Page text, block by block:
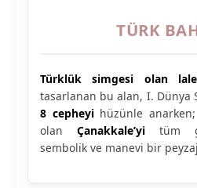
TÜRK
Türklük simgesi olan lale
tasarlanan bu alan, I. Dünya
8 cepheyihüzünle anarken;
olan Çanakkale’yi tüm
sembolik ve manevi bir peyzaj